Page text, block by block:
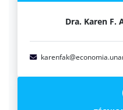
Dra. Karen F.